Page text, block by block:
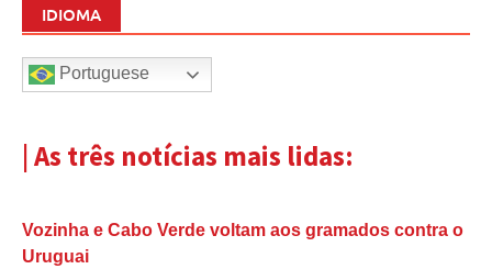
IDIOMA
Portuguese
| As três notícias mais lidas:
Vozinha e Cabo Verde voltam aos gramados contra o
Uruguai